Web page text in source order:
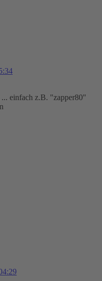
... einfach z.B. "zapper80"